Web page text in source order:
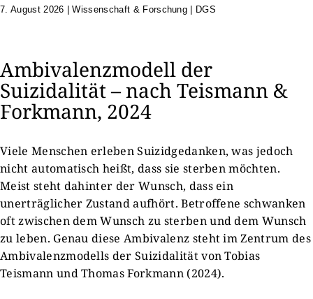
7. August 2026 |Wissenschaft & Forschung | DGS
Ambivalenzmodell der
Suizidalität – nach Teismann &
Forkmann, 2024
Viele Menschen erleben Suizidgedanken, was jedoch
nicht automatisch heißt, dass sie sterben möchten.
Meist steht dahinter der Wunsch, dass ein
unerträglicher Zustand aufhört. Betroffene schwanken
oft zwischen dem Wunsch zu sterben und dem Wunsch
zu leben. Genau diese Ambivalenz steht im Zentrum des
Ambivalenzmodells der Suizidalität von Tobias
Teismann und Thomas Forkmann (2024).